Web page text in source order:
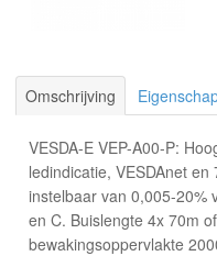
Omschrijving
VESDA-E VEP-A00-P:
ledindicatie, VESDAnet
instelbaar van 0,005-20%
en C. Buislengte 4x 70m
bewakingsoppervlakte